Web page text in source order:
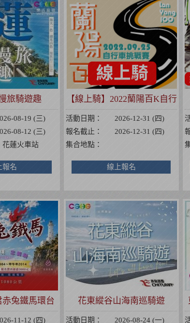
旅騎遊趣
08-19 (三)
08-12 (三)
花蓮火車站
報名
【線上騎】2022蘭陽百K自行
車挑戰賽
活動日期：
2026-12-31 (四)
報名截止：
2026-12-31 (四)
集合地點：
線上報名
赤兔鐵馬環台
義騎
11-12 (四)
花東縱谷山海南巡騎遊
活動日期：
2026-08-24 (一)